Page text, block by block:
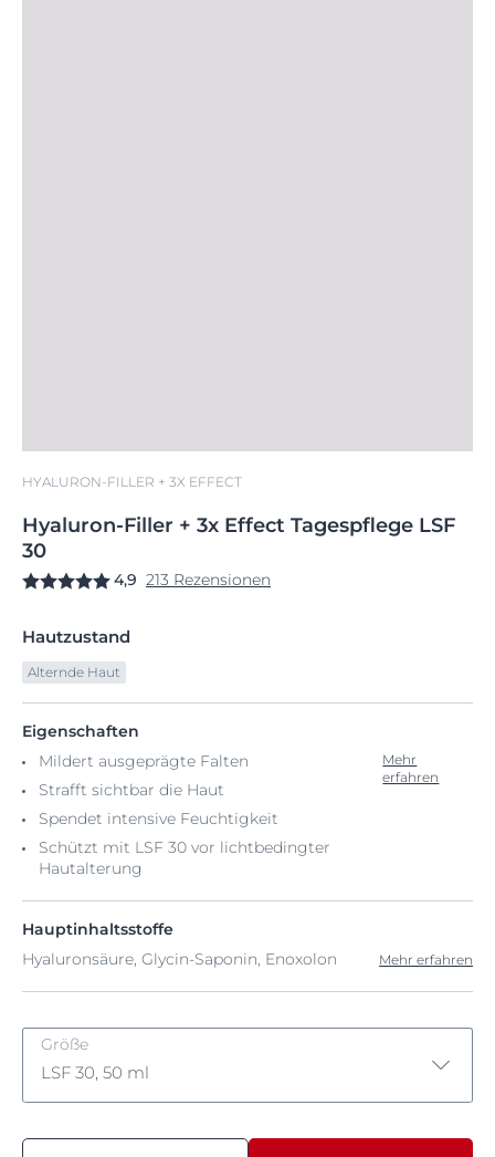
HYALURON-FILLER + 3X EFFECT
Hyaluron-Filler + 3x Effect Tagespflege LSF
30
4,9 213 Rezensionen
Hautzustand
Alternde Haut
Eigenschaften
Mildert ausgeprägte Falten
Strafft sichtbar die Haut
Spendet intensive Feuchtigkeit
Schützt mit LSF 30 vor lichtbedingter
Hautalterung
Mehr
erfahren
Hauptinhaltsstoffe
Hyaluronsäure, Glycin-Saponin, Enoxolon
Mehr erfahren
Größe
LSF 30, 50 ml